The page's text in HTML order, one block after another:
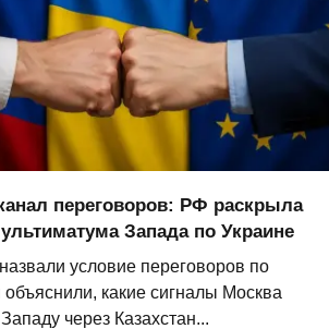
переговоров: РФ раскрыла
Запада по Украине
условие переговоров по
объяснили, какие сигналы Москва
через Казахстан...